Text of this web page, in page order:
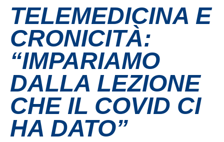
Eventi
Archivio
Contatti
Grandi eventi
Ospedale Virtuale
TELEMEDICINA E
CRONICITÀ:
“IMPARIAMO
DALLA LEZIONE
CHE IL COVID CI
HA DATO”